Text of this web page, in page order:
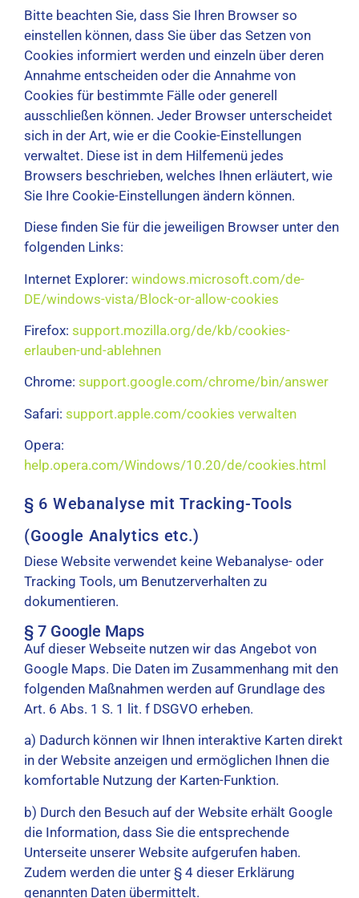
Bitte beachten Sie, dass Sie Ihren Browser so
einstellen können, dass Sie über das Setzen von
Cookies informiert werden und einzeln über deren
Annahme entscheiden oder die Annahme von
Cookies für bestimmte Fälle oder generell
ausschließen können. Jeder Browser unterscheidet
sich in der Art, wie er die Cookie-Einstellungen
verwaltet. Diese ist in dem Hilfemenü jedes
Browsers beschrieben, welches Ihnen erläutert, wie
Sie Ihre Cookie-Einstellungen ändern können.
Diese finden Sie für die jeweiligen Browser unter den
folgenden Links:
Internet Explorer: windows.microsoft.com/de-
DE/windows-vista/Block-or-allow-cookies
Firefox: support.mozilla.org/de/kb/cookies-
erlauben-und-ablehnen
Chrome: support.google.com/chrome/bin/answer
Safari: support.apple.com/cookies verwalten
Opera:
help.opera.com/Windows/10.20/de/cookies.html
§ 6 Webanalyse mit Tracking-Tools
(Google Analytics etc.)
Diese Website verwendet keine Webanalyse- oder
Tracking Tools, um Benutzerverhalten zu
dokumentieren.
§ 7 Google Maps
Auf dieser Webseite nutzen wir das Angebot von
Google Maps. Die Daten im Zusammenhang mit den
folgenden Maßnahmen werden auf Grundlage des
Art. 6 Abs. 1 S. 1 lit. f DSGVO erheben.
a) Dadurch können wir Ihnen interaktive Karten direkt
in der Website anzeigen und ermöglichen Ihnen die
komfortable Nutzung der Karten-Funktion.
b) Durch den Besuch auf der Website erhält Google
die Information, dass Sie die entsprechende
Unterseite unserer Website aufgerufen haben.
Zudem werden die unter § 4 dieser Erklärung
genannten Daten übermittelt.